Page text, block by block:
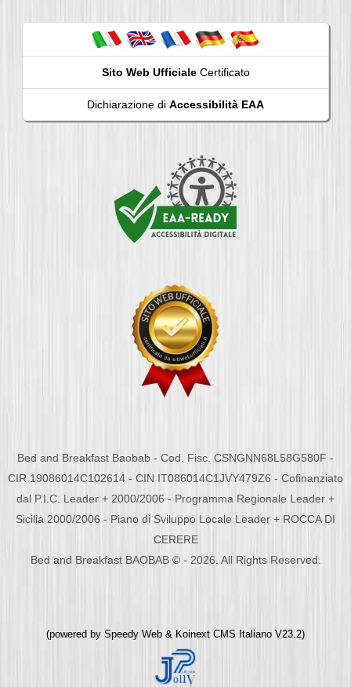
Sito Web UfficialeCertificato
Dichiarazione di Accessibilità EAA
Bed and Breakfast Baobab - Cod. Fisc. CSNGNN68L58G580F -
CIR 19086014C102614 - CIN IT086014C1JVY479Z6 - Cofinanziato
dal P.I.C. Leader + 2000/2006 - Programma Regionale Leader +
Sicilia 2000/2006 - Piano di Sviluppo Locale Leader + ROCCA DI
CERERE
Bed and Breakfast BAOBAB © - 2026. All Rights Reserved.
(powered by Speedy Web & Koinext CMS Italiano V23.2)